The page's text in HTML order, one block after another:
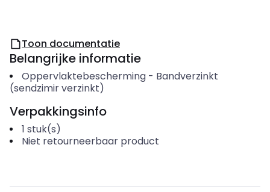
Toon documentatie
Belangrijke informatie
Oppervlaktebescherming- Bandverzinkt
(sendzimir verzinkt)
Verpakkingsinfo
1 stuk(s)
Niet retourneerbaar product